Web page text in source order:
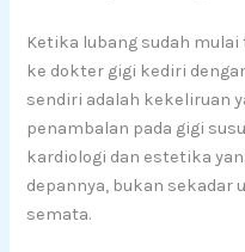
Ketika lubang sudah
ke dokter gigi kediri
sendiri adalah kekeliruan
penambalan pada gigi
kardiologi dan estetika
depannya, bukan
semata.